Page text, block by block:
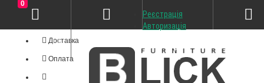
Доставка
Оплата
Реєстрація
Авторизація
0